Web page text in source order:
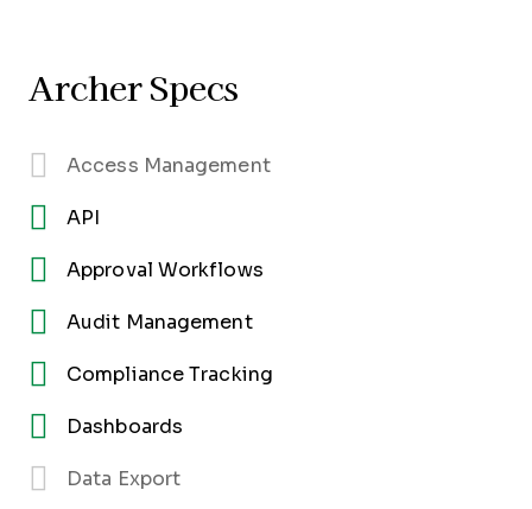
Archer Specs
Access Management
API
Approval Workflows
Audit Management
Compliance Tracking
Dashboards
Data Export